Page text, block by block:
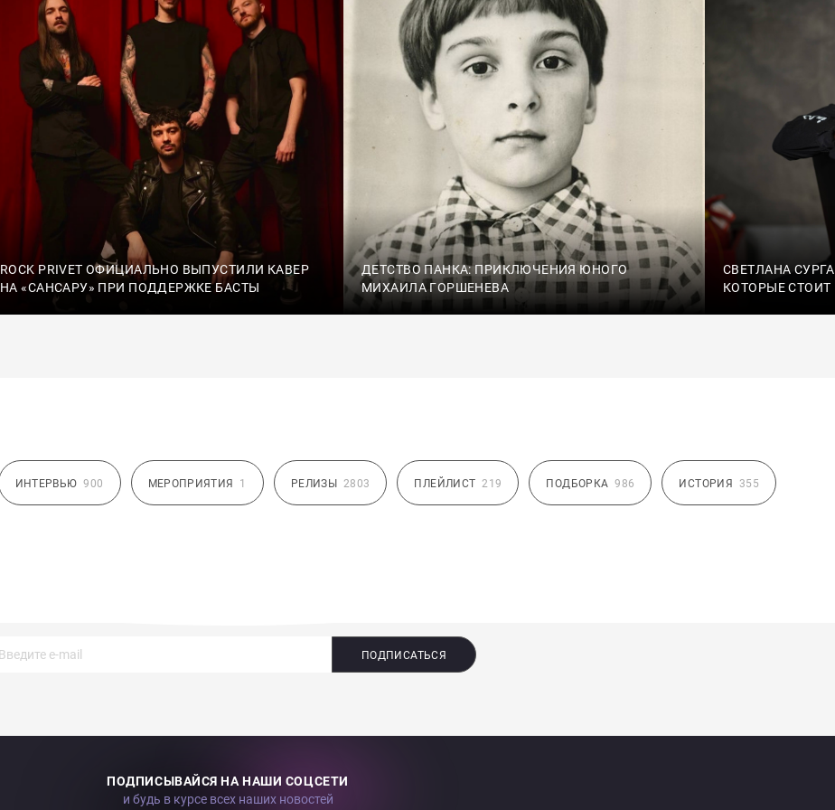
ROCK PRIVET ОФИЦИАЛЬНО ВЫПУСТИЛИ КАВЕР
НА «САНСАРУ» ПРИ ПОДДЕРЖКЕ БАСТЫ
ДЕТСТВО ПАНКА: ПРИКЛЮЧЕНИЯ ЮНОГО
МИХАИЛА ГОРШЕНЕВА
СВЕТЛАНА
КОТОРЫЕ
ИНТЕРВЬЮ 900 МЕРОПРИЯТИЯ 1 РЕЛИЗЫ 2803 ПЛЕЙЛИСТ 219 ПОДБОРКА 986 ИСТОРИЯ 355
ПОДПИСАТЬСЯ
ПОДПИСЫВАЙСЯ НА НАШИ СОЦСЕТИ
и будь в курсе всех наших новостей